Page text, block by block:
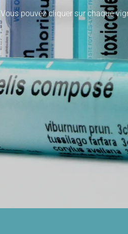
Vous pouvez cliquer sur chaque